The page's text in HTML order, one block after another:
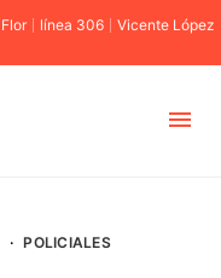
línea 306
Vicente López
· POLICIALES